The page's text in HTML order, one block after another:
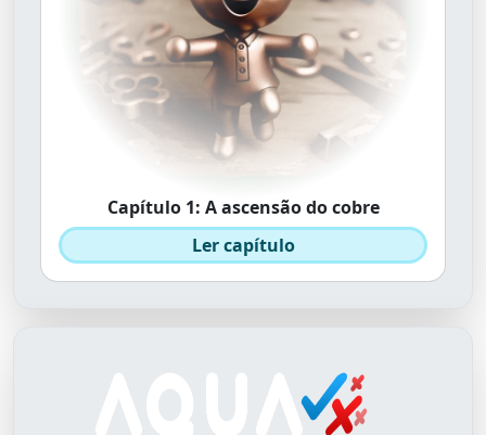
Capítulo 1: A ascensão do cobre
Ler capítulo